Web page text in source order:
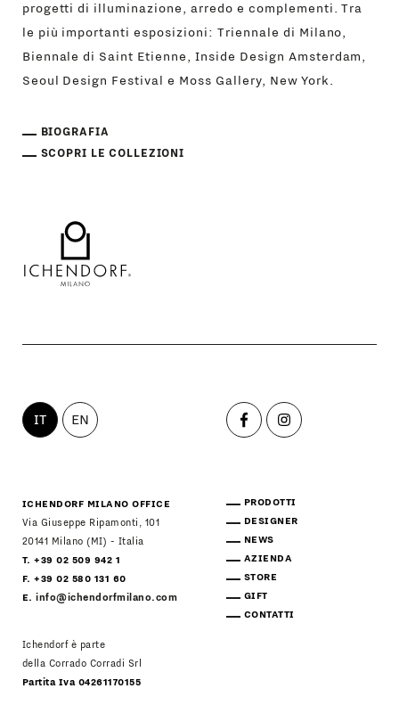
progetti di illuminazione, arredo e complementi. Tra
le più importanti esposizioni: Triennale di Milano,
Biennale di Saint Etienne, Inside Design Amsterdam,
Seoul Design Festival e Moss Gallery, New York.
BIOGRAFIA
SCOPRI LE COLLEZIONI
IT EN
ICHENDORF MILANO OFFICE
Via Giuseppe Ripamonti, 101
20141 Milano (MI) - Italia
T. +39 02 509 942 1
F. +39 02 580 131 60
E.info@ichendorfmilano.com
Ichendorf è parte
della Corrado Corradi Srl
Partita Iva 04261170155
PRODOTTI
DESIGNER
NEWS
AZIENDA
STORE
GIFT
CONTATTI